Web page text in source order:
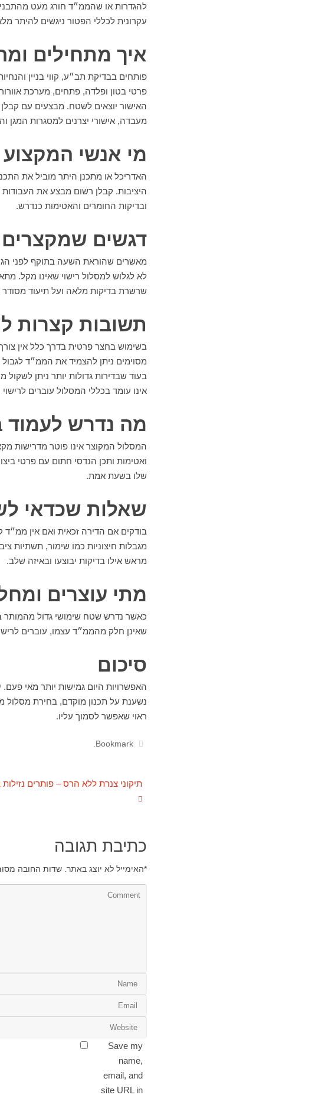
להגדרות או שהממ״ד חורג מעט
עקרונית לכללי הפטור ניגשים להיתר
איך מתחילים
פותחים בבדיקת תב״ע, קווי בניין
פרטי בטון ופלדה, פתחים, מערכת
האישור יוצאים לשטח. מבצעים עם קבלן
מעבדה, אישורי יצרנים למסגרות המגן
מי אנשי
האדריכל או מתכנן היתר מוביל את
היציבות. קבלן רשום מבצע את
ובדיקות החומרים והאטימות כנדרש.
דגשים שמקצרים
מאשרים שהוראת השעה בתוקף לפני
לא לגלוש למסלול רישוי שאינו מקל.
שרשרת בדיקות מלאה ועל תיעוד מסודר
תשובות קצרות
בשימוש בחצר פרטית בדרך כלל אין
מסוימים ניתן להצמיד את הממ״ד
בעוד שבדירות גדולות יותר ניתן
אינו עומד בכללי המסלול עוברים לרישוי
מה נדרש לעמוד
המסלול המקוצר אינו פוטר מדרישות
ואטימות ותכן הנדסי חתום עם פרטי
שלו בשעת אמת.
שאלות שכדאי
בודקים אם הדירה זכאית ואם אין
מגבלות חיצוניות כמו שימור, תשתיות
מראש אילו בדיקות יבוצעו ובאיזה שלב.
מתי עוצרים
כאשר נדרש שטח שימושי גדול מהמותר
שאינן חלק מהממ״ד עצמו, עוברים
סיכום
האפשרויות היום גמישות יותר מאי
נשענת על תכנון מוקדם, בחירת מסלול
ראוי שאפשר לסמוך עליו.
Bookmark
.
תיקוני צנרת ללא הרס – פותרים
כתיבת תגובה
האימייל לא יוצג באתר. שדות החובה *
Save my
name,
email, and
site URL in